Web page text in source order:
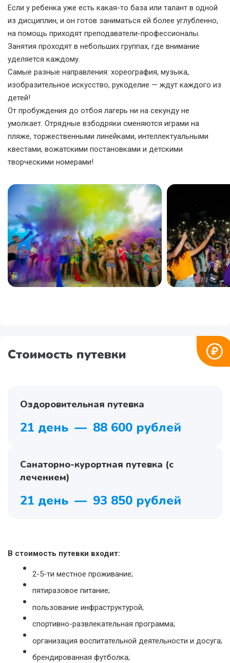
Если у ребенка уже есть какая-то база или талант в одной
из дисциплин, и он готов заниматься ей более углубленно,
на помощь приходят преподаватели-профессионалы.
Занятия проходят в небольших группах, где внимание
уделяется каждому.
Самые разные направления: хореография, музыка,
изобразительное искусство, рукоделие — ждут каждого из
детей!
От пробуждения до отбоя лагерь ни на секунду не
умолкает. Отрядные взбодряки сменяются играми на
пляже, торжественными линейками, интеллектуальными
квестами, вожатскими постановками и детскими
творческими номерами!
Стоимость путевки
Оздоровительная путевка
21 день — 88 600 рублей
Санаторно-курортная путевка (с
лечением)
21 день — 93 850 рублей
В стоимость путевки входит:
2-5-ти местное проживание;
пятиразовое питание;
пользование инфраструктурой;
спортивно-развлекательная программа;
организация воспитательной деятельности и досуга;
брендированная футболка;